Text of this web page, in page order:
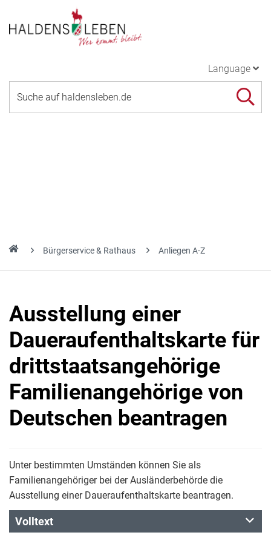
Language
Bürgerservice & Rathaus Anliegen A-Z
Ausstellung einer
Daueraufenthaltskarte für
drittstaatsangehörige
Familienangehörige von
Deutschen beantragen
Unter bestimmten Umständen können Sie als
Familienangehöriger bei der Ausländerbehörde die
Ausstellung einer Daueraufenthaltskarte beantragen.
Volltext